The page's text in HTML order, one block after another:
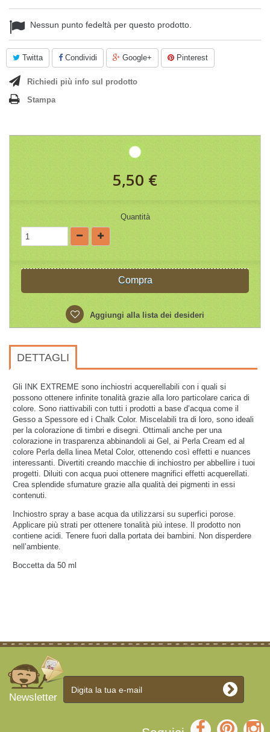
Nessun punto fedeltà per questo prodotto.
Twitta Condividi Google+ Pinterest
Richiedi più info sul prodotto
Stampa
5,50 €
Quantità
Compra
Aggiungi alla lista dei desideri
DETTAGLI
Gli INK EXTREME sono inchiostri acquerellabili con i quali si
possono ottenere infinite tonalità grazie alla loro particolare carica di
colore. Sono riattivabili con tutti i prodotti a base d’acqua come il
Gesso a Spessore ed i Chalk Color. Miscelabili tra di loro, sono ideali
per la colorazione di timbri e disegni. Ottimali anche per una
colorazione in trasparenza abbinandoli ai Gel, ai Perla Cream ed al
colore Perla della linea Metal Color, ottenendo così effetti e nuances
interessanti. Divertiti creando macchie di inchiostro per abbellire i tuoi
progetti. Diluiti con acqua puoi ottenere magnifici effetti acquerellati.
Crea splendide sfumature grazie alla qualità dei pigmenti in essi
contenuti.
Inchiostro spray a base acqua da utilizzarsi su superfici porose.
Applicare più strati per ottenere tonalità più intese. Il prodotto non
contiene acidi. Tenere fuori dalla portata dei bambini. Non disperdere
nell’ambiente.
Boccetta da 50 ml
Newsletter